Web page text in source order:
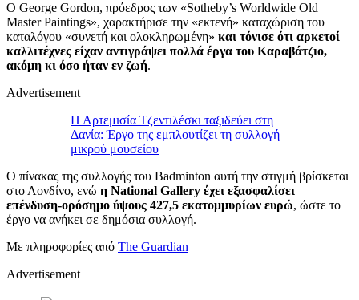
Ο George Gordon, πρόεδρος των «Sotheby’s Worldwide Old
Master Paintings», χαρακτήρισε την «εκτενή» καταχώριση του
καταλόγου «συνετή και ολοκληρωμένη» και τόνισε ότι αρκετοί
καλλιτέχνες είχαν αντιγράψει πολλά έργα του Καραβάτζιο,
ακόμη κι όσο ήταν εν ζωή.
Advertisement
Η Αρτεμισία Τζεντιλέσκι ταξιδεύει στη
Δανία: Έργο της εμπλουτίζει τη συλλογή
μικρού μουσείου
Ο πίνακας της συλλογής του Badminton αυτή την στιγμή βρίσκεται
στο Λονδίνο, ενώ η National Gallery έχει εξασφαλίσει
επένδυση-ορόσημο ύψους 427,5 εκατομμυρίων ευρώ, ώστε το
έργο να ανήκει σε δημόσια συλλογή.
Με πληροφορίες από The Guardian
Advertisement